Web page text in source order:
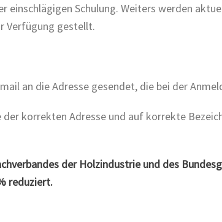
einschlägigen Schulung. Weiters werden
Verfügung gestellt.
an die Adresse gesendet, die bei der
korrekten Adresse und auf korrekte
der Holzindustrie und des
reduziert.